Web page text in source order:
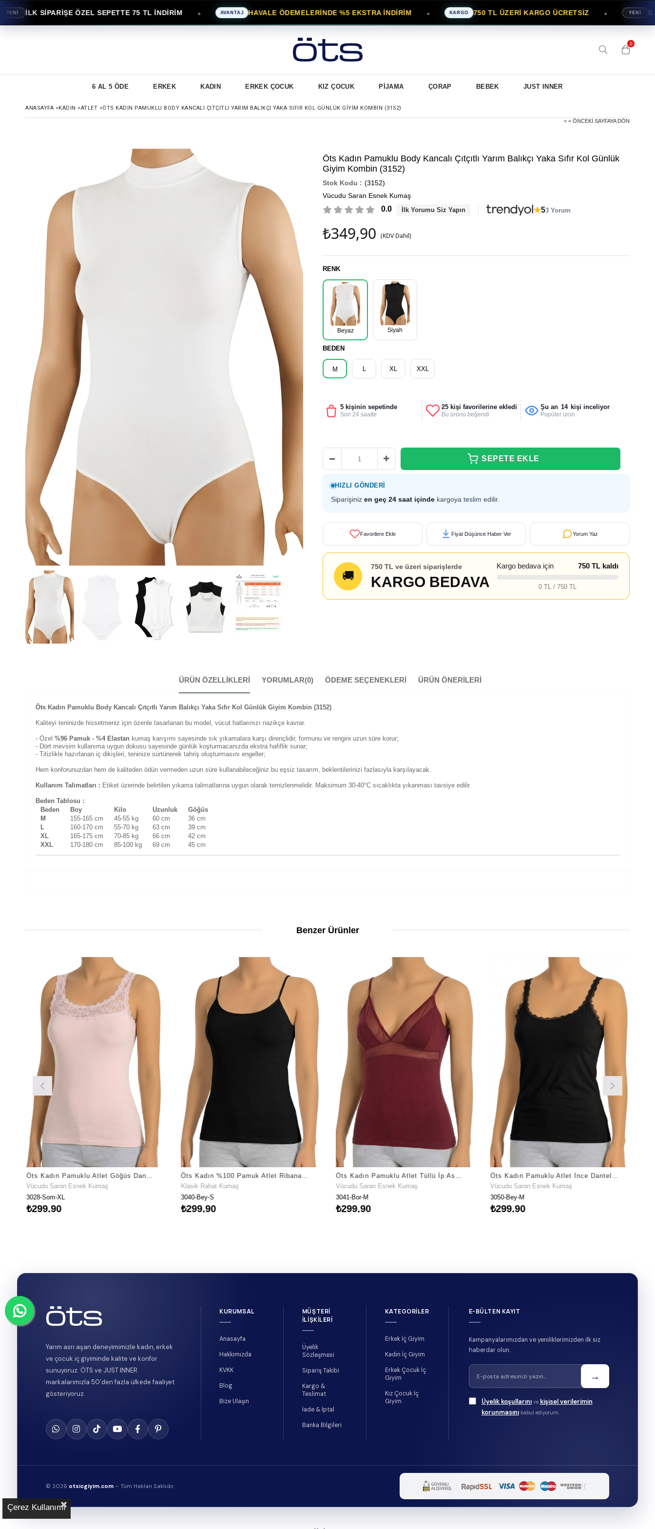
İLK SİPARİŞE ÖZEL SEPETTE 75 TL İNDİRİM ● AVANTAJ HAVALE ÖDEMELERİNDE %5 EKSTRA İNDİRİM ● KARGO 750 TL ÜZERİ KARGO ÜCRETSİZ ● YENİ İLK
0
6 AL 5 ÖDE ERKEK KADIN ERKEK ÇOCUK KIZ ÇOCUK PİJAMA ÇORAP BEBEK JUST INNER
ANASAYFA >KADIN >ATLET >ÖTS KADIN PAMUKLU BODY KANCALI ÇITÇITLI YARIM BALIKÇI YAKA SIFIR KOL GÜNLÜK GIYIM KOMBIN (3152)
< < ÖNCEKI SAYFAYA DÖN
Öts Kadın Pamuklu Body Kancalı Çıtçıtlı Yarım Balıkçı Yaka Sıfır Kol Günlük
Giyim Kombin (3152)
(3152)
Vücudu Saran Esnek Kumaş
0.0 İlk Yorumu Siz Yapın ★53 Yorum
₺349,90 (KDV Dahil)
RENK
Beyaz Siyah
BEDEN
M L XL XXL
5 kişinin sepetinde
Son 24 saatte
25 kişi favorilerine ekledi
Bu ürünü beğendi
Şu an 14 kişi inceliyor
Popüler ürün
HIZLI GÖNDERI
Siparişiniz en geç 24 saat içinde kargoya teslim edilir.
Favorilere Ekle Fiyat Düşünce Haber Ver Yorum Yaz
🚚
750 TL ve üzeri siparişlerde
KARGO BEDAVA
Kargo bedava için 750 TL kaldı
0 TL / 750 TL
ÜRÜN ÖZELLIKLERI YORUMLAR(0) ÖDEME SEÇENEKLERI ÜRÜN ÖNERILERI
Öts Kadın Pamuklu Body Kancalı Çıtçıtlı Yarım Balıkçı Yaka Sıfır Kol Günlük Giyim Kombin (3152)
Kaliteyi teninizde hissetmeniz için özenle tasarlanan bu model, vücut hatlarınızı nazikçe kavrar.
- Özel %96 Pamuk - %4 Elastan kumaş karışımı sayesinde sık yıkamalara karşı dirençlidir, formunu ve rengini uzun süre korur;
- Dört mevsim kullanıma uygun dokusu sayesinde günlük koşturmacanızda ekstra hafiflik sunar;
- Titizlikle hazırlanan iç dikişleri, teninize sürtünerek tahriş oluşturmasını engeller;
Hem konforunuzdan hem de kaliteden ödün vermeden uzun süre kullanabileceğiniz bu eşsiz tasarım, beklentilerinizi fazlasıyla karşılayacak.
Kullanım Talimatları : Etiket üzerinde belirtilen yıkama talimatlarına uygun olarak temizlenmelidir. Maksimum 30-40°C sıcaklıkta yıkanması tavsiye edilir.
Beden Tablosu :
Beden
Boy Kilo Uzunluk
Göğüs
M
155-165 cm 45-55 kg 60 cm
36 cm
L
160-170 cm 55-70 kg 63 cm
39 cm
XL
165-175 cm 70-85 kg 66 cm
42 cm
XXL
170-180 cm 85-100 kg 69 cm 45 cm
Benzer Ürünler
Öts Kadın Pamuklu Atlet Göğüs Dantelli Nefes Alan Doku (3028)
Vücudu Saran Esnek Kumaş
3028-Som-XL
₺299,90
Öts Kadın %100 Pamuk Atlet Ribana İp Askılı Premium Günlük Kullanım (3040)
Klasik Rahat Kumaş
3040-Bey-S
₺299,90
Öts Kadın Pamuklu Atlet Tüllü İp Askılı İç Giyim Konforu (3041)
Vücudu Saran Esnek Kumaş
3041-Bor-M
₺299,90
Öts Kadın Pamuklu Atlet İnce Dantel Askılı Premium Günlük Kullanım (3050)
Vücudu Saran Esnek Kumaş
3050-Bey-M
₺299,90
Yarım asrı aşan deneyimimizle kadın, erkek
ve çocuk iç giyiminde kalite ve konfor
sunuyoruz. ÖTS ve JUST INNER
markalarımızla 50’den fazla ülkede faaliyet
gösteriyoruz.
KURUMSAL
Anasayfa
Hakkımızda
KVKK
Blog
Bize Ulaşın
MÜŞTERI
İLIŞKILERI
Üyelik
Sözleşmesi
Sipariş Takibi
Kargo &
Teslimat
İade & İptal
Banka Bilgileri
KATEGORILER
Erkek İç Giyim
Kadın İç Giyim
Erkek Çocuk İç
Giyim
Kız Çocuk İç
Giyim
E-BÜLTEN KAYIT
Kampanyalarımızdan ve yeniliklerimizden ilk siz
haberdar olun.
→
Üyelik koşullarınıve kişisel verilerimin
korunmasınıkabul ediyorum.
© 2026 otsicgiyim.com– Tüm Hakları Saklıdır.
Çerez Kullanımı